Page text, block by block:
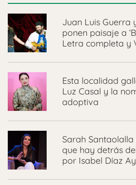
Juan Luis Guerra
ponen paisaje a
Letra completa y
Esta localidad
Luz Casal y la
adoptiva
Sarah
que hay detrás
por Isabel Díaz